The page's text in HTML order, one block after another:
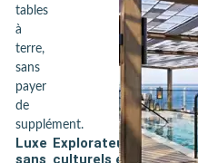
tables
à
terre,
sans
payer
de
supplément.
Luxe
sans
Explorateurs
culturels et